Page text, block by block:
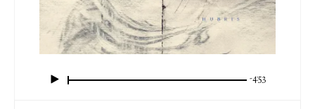
-4:53